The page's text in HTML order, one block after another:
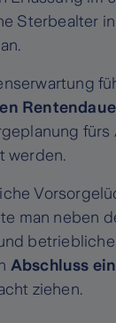
Sterbealter
fürs
werden.
man neben
Abschluss
ziehen.